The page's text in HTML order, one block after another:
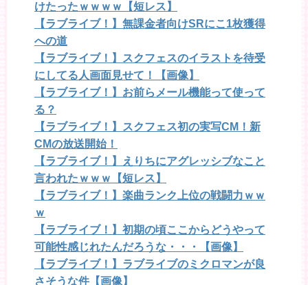
けたったｗｗｗｗ【短レス】
【ラブライブ！】無課金者向けSRにこ1枚獲得
への道
【ラブライブ！】スクフェスのイラストを待受
にしてる人画面見せて！【画像】
【ラブライブ！】お前らメール機能って使って
る？
【ラブライブ！】スクフェス初の実写CM！新
CMの放送開始！
【ラブライブ！】えりちにアグレッシブなこと
言われたｗｗｗ【短レス】
【ラブライブ！】楽曲ランク上位の戦闘力ｗｗ
ｗ
【ラブライブ！】初期の頃ここからどうやって
可能性感じれたんだろうな・・・【画像】
【ラブライブ！】ラブライブのミクロマンが良
さそうな件【画像】